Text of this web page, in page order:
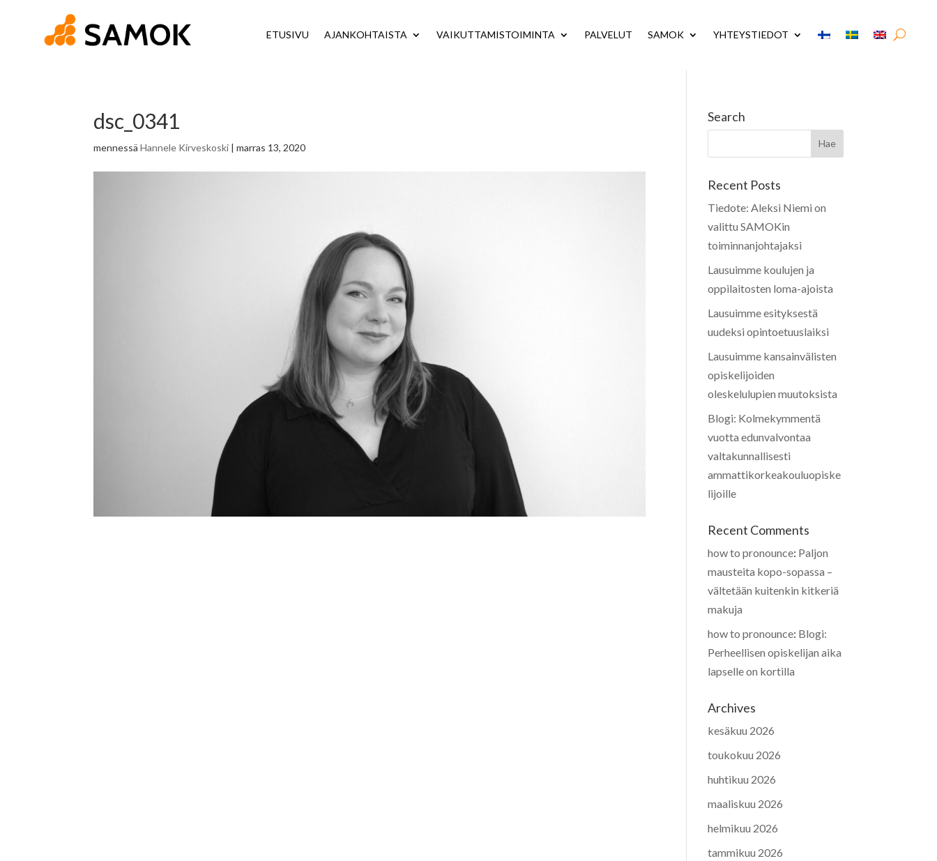
ETUSIVU AJANKOHTAISTA VAIKUTTAMISTOIMINTA PALVELUT SAMOK YHTEYSTIEDOT
dsc_0341
mennessäHannele Kirveskoski |marras 13, 2020
Search
Recent Posts
Tiedote: Aleksi Niemi on
valittu SAMOKin
toiminnanjohtajaksi
Lausuimme koulujen ja
oppilaitosten loma-ajoista
Lausuimme esityksestä
uudeksi opintoetuuslaiksi
Lausuimme kansainvälisten
opiskelijoiden
oleskelulupien muutoksista
Blogi: Kolmekymmentä
vuotta edunvalvontaa
valtakunnallisesti
ammattikorkeakouluopiske
lijoille
Recent Comments
how to pronounce: Paljon
mausteita kopo-sopassa –
vältetään kuitenkin kitkeriä
makuja
how to pronounce: Blogi:
Perheellisen opiskelijan aika
lapselle on kortilla
Archives
kesäkuu 2026
toukokuu 2026
huhtikuu 2026
maaliskuu 2026
helmikuu 2026
tammikuu 2026